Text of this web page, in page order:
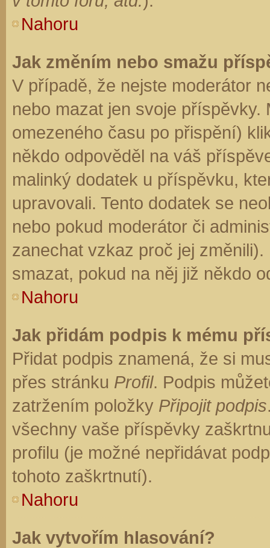
Nahoru
Jak změním nebo smažu
V případě, že nejste moderátor
nebo mazat jen svoje
omezeného času po přispění)
někdo odpověděl na váš
malinký dodatek u příspěvku,
upravovali. Tento dodatek se
nebo pokud moderátor či
zanechat vzkaz proč jej
smazat, pokud na něj již někdo
Nahoru
Jak přidám podpis k mému
Přidat podpis znamená, že si
přes stránku Profil. Podpis
zatržením položky Připojit podpis
všechny vaše příspěvky
profilu (je možné nepřidávat
tohoto zaškrtnutí).
Nahoru
Jak vytvořím hlasování?